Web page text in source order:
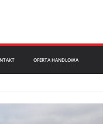
OFERTA HANDLOWA